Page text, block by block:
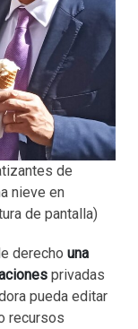
de
nieve en
de pantalla)
derecho una
privadas
pueda editar
recursos